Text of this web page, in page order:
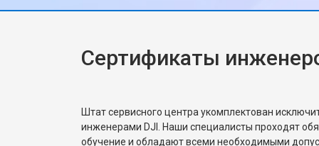
Сертификаты
Штат сервисного центра укомплектован
инженерами DJI. Наши специалисты проходят
обучение и обладают всеми необходимыми